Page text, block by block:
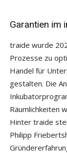
Garantien im
traide wurde
Prozesse zu
Handel für
gestalten. Die
Räumlichkeiten
Hinter traide
Philipp